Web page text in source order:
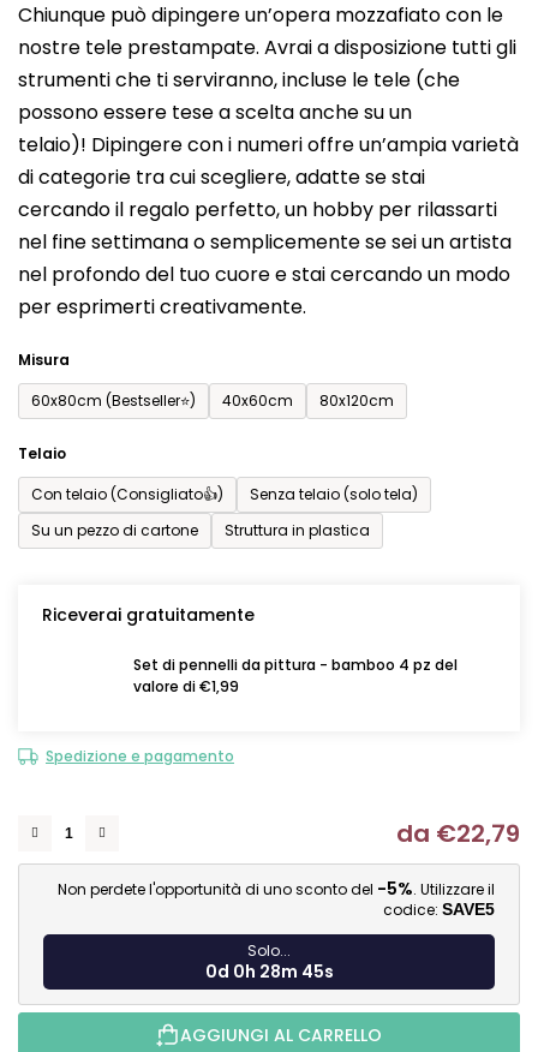
Chiunque può dipingere un’opera mozzafiato con le
nostre tele prestampate. Avrai a disposizione tutti gli
strumenti che ti serviranno, incluse le tele (che
possono essere tese a scelta anche su un
telaio)! Dipingere con i numeri offre un’ampia varietà
di categorie tra cui scegliere, adatte se stai
cercando il regalo perfetto, un hobby per rilassarti
nel fine settimana o semplicemente se sei un artista
nel profondo del tuo cuore e stai cercando un modo
per esprimerti creativamente.
Misura
60x80cm (Bestseller⭐)
40x60cm 80x120cm
Telaio
Con telaio (Consigliato👍)
Senza telaio (solo tela)
Su un pezzo di cartone
Struttura in plastica
Riceverai gratuitamente
Set di pennelli da pittura - bamboo 4 pz del
valore di €1,99
Spedizione e pagamento
da €22,79
Non perdete l'opportunità di uno sconto del -5%. Utilizzare il
codice: SAVE5
Solo...
0d 0h 28m 45s
AGGIUNGI AL CARRELLO
prodotto
è
0,0
su
5
stelle.